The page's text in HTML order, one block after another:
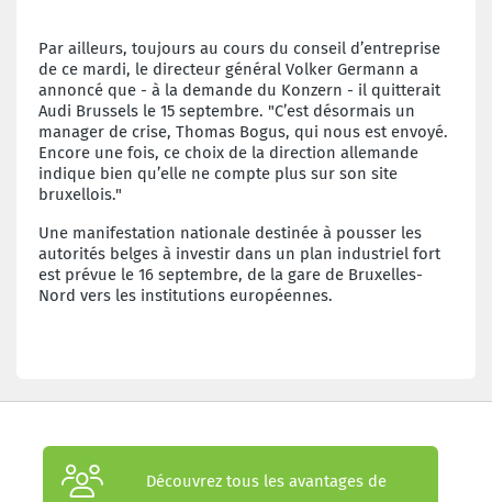
Par ailleurs, toujours au cours du conseil d’entreprise
de ce mardi, le directeur général Volker Germann a
annoncé que - à la demande du Konzern - il quitterait
Audi Brussels le 15 septembre. "C’est désormais un
manager de crise, Thomas Bogus, qui nous est envoyé.
Encore une fois, ce choix de la direction allemande
indique bien qu’elle ne compte plus sur son site
bruxellois."
Une manifestation nationale destinée à pousser les
autorités belges à investir dans un plan industriel fort
est prévue le 16 septembre, de la gare de Bruxelles-
Nord vers les institutions européennes.
Découvrez tous les avantages de